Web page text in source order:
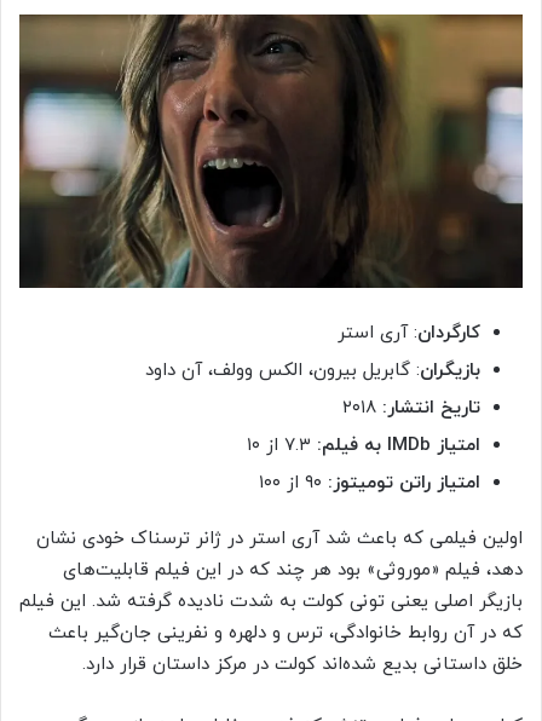
کارگردان: آری استر
بازیگران: گابریل بیرون، الکس وولف، آن داود
تاریخ انتشار:
امتیاز IMDb به فیلم:
امتیاز راتن تومیتوز:
اولین فیلمی که باعث شد آری استر در ژانر ترسناک خودی نشان
دهد، فیلم «موروثی» بود هر چند که در این فیلم قابلیت‌های
بازیگر اصلی یعنی تونی کولت به شدت نادیده گرفته شد. این فیلم
که در آن روابط خانوادگی، ترس و دلهره و نفرینی جان‌گیر باعث
خلق داستانی بدیع شده‌اند کولت در مرکز داستان قرار دارد.